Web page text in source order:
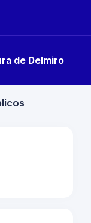
de Delmiro